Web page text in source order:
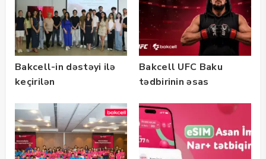
Bakcell-in dəstəyi ilə
keçirilən
Bootcamp” başladı
Bakcell UFC Baku
tədbirinin əsas